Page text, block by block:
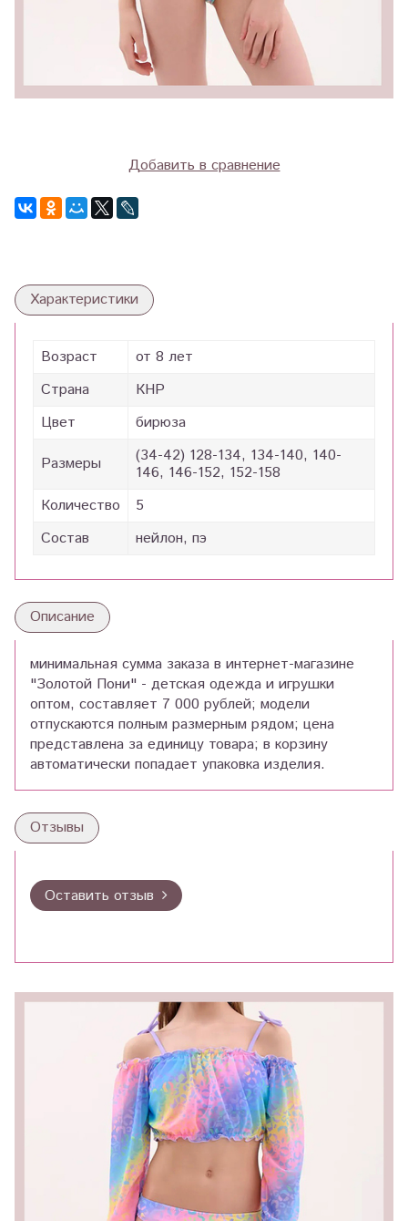
Добавить в сравнение
Характеристики
Возраст
от 8 лет
Страна
КНР
Цвет
бирюза
Размеры
(34-42) 128-134, 134-140, 140-
146, 146-152, 152-158
Количество
5
Состав
нейлон, пэ
Описание
минимальная сумма заказа в интернет-магазине
"Золотой Пони" - детская одежда и игрушки
оптом, составляет 7 000 рублей; модели
отпускаются полным размерным рядом; цена
представлена за единицу товара; в корзину
автоматически попадает упаковка изделия.
Отзывы
Оставить отзыв